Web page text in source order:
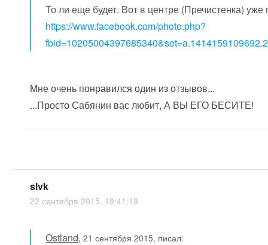
То ли еще будет. Вот в центре (Пречистенка)
https://www.facebook.com/photo.php?
Мне очень понравился один из отзывов...
...Просто Сабянин вас любит, А ВЫ ЕГО БЕСИТЕ!
slvk
22 сентября 2015, 19:41:19
Ostland,21 сентября 2015, писал: